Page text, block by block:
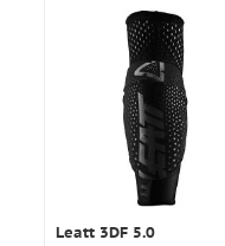
Leatt 3DF 5.0